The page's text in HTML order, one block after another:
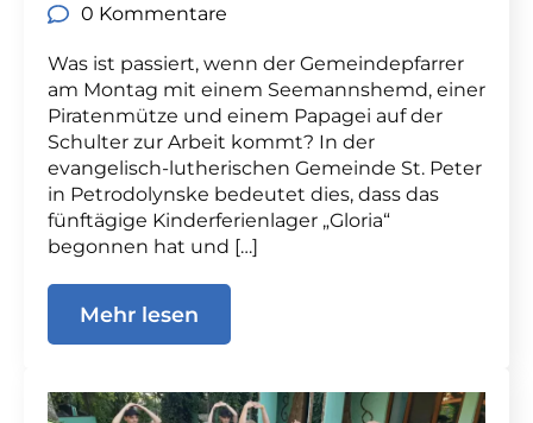
0 Kommentare
Was ist passiert, wenn der Gemeindepfarrer
am Montag mit einem Seemannshemd, einer
Piratenmütze und einem Papagei auf der
Schulter zur Arbeit kommt? In der
evangelisch-lutherischen Gemeinde St. Peter
in Petrodolynske bedeutet dies, dass das
fünftägige Kinderferienlager „Gloria“
begonnen hat und […]
Mehr lesen